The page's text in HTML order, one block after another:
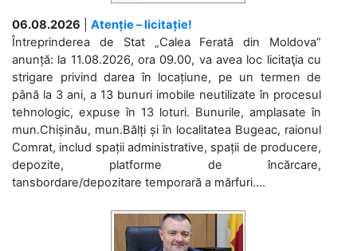
06.08.2026
Atenție – licitație!
Întreprinderea de Stat „Calea Ferată din Moldova”
anunță: la 11.08.2026, ora 09.00, va avea loc licitaţia cu
strigare privind darea în locațiune, pe un termen de
până la 3 ani, a 13 bunuri imobile neutilizate în procesul
tehnologic, expuse în 13 loturi. Bunurile, amplasate în
mun.Chișinău, mun.Bălți și în localitatea Bugeac, raionul
Comrat, includ spații administrative, spații de producere,
depozite, platforme de încărcare,
tansbordare/depozitare temporară a mărfuri....